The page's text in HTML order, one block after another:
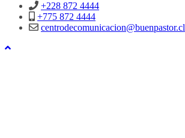
+228 872 4444
+775 872 4444
centrodecomunicacion@buenpastor.cl